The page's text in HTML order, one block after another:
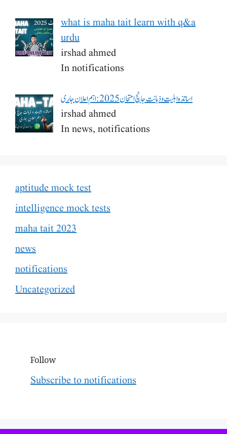
what is maha tait learn with q&a
urdu
irshad ahmed
In notifications
اساتذہ اہلیت و ذہانت جانچ امتحان 2025: اہم اعلان جاری
irshad ahmed
In news, notifications
aptitude mock test
intelligence mock tests
maha tait 2023
news
notifications
Uncategorized
Follow
Subscribe to notifications